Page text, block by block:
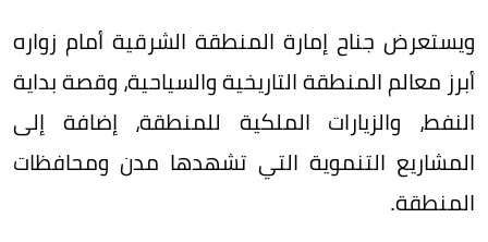
ويستعرض جناح إمارة المنطقة الشرقية أمام زواره
أبرز معالم المنطقة التاريخية والسياحية، وقصة بداية
النفط، والزيارات الملكية للمنطقة، إضافة إلى
المشاريع التنموية التي تشهدها مدن ومحافظات
المنطقة.